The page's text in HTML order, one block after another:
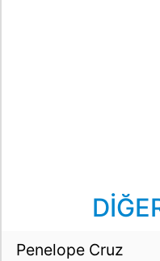
Penelope Cruz